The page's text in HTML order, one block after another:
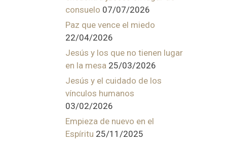
consuelo 07/07/2026
Paz que vence el miedo
22/04/2026
Jesús y los que no tienen lugar
en la mesa 25/03/2026
Jesús y el cuidado de los
vínculos humanos
03/02/2026
Empieza de nuevo en el
Espíritu 25/11/2025